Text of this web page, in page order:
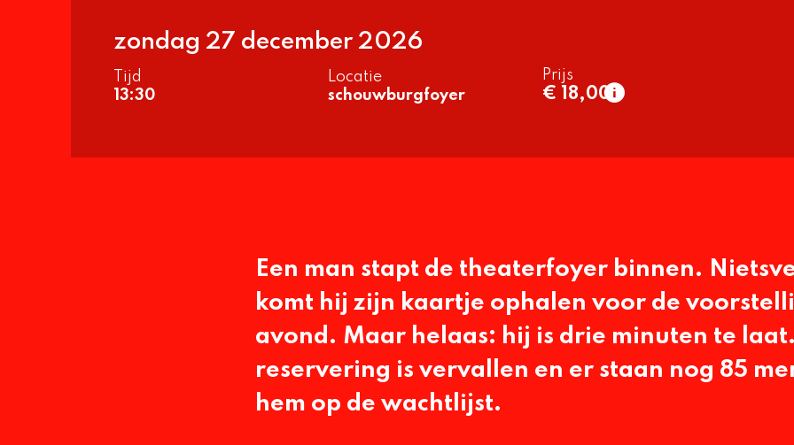
zondag 27 december 2026
Tijd
13:30
Locatie
schouwburgfoyer
Prijs
€ 18,00
Een man stapt de theaterfoyer binnen.
komt hij zijn kaartje ophalen voor de
avond. Maar helaas: hij is drie minuten te
reservering is vervallen en er staan nog 85
hem op de wachtlijst.